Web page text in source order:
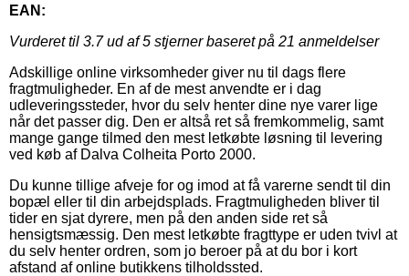
EAN:
Vurderet til 3.7ud af 5 stjerner baseret på 21 anmeldelser
Adskillige online virksomheder giver nu til dags flere
fragtmuligheder. En af de mest anvendte er i dag
udleveringssteder, hvor du selv henter dine nye varer lige
når det passer dig. Den er altså ret så fremkommelig, samt
mange gange tilmed den mest letkøbte løsning til levering
ved køb af Dalva Colheita Porto 2000.
Du kunne tillige afveje for og imod at få varerne sendt til din
bopæl eller til din arbejdsplads. Fragtmuligheden bliver til
tider en sjat dyrere, men på den anden side ret så
hensigtsmæssig. Den mest letkøbte fragttype er uden tvivl at
du selv henter ordren, som jo beroer på at du bor i kort
afstand af online butikkens tilholdssted.